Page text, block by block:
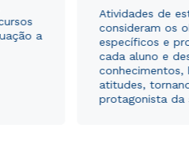
a
Atividades de
consideram os
específicos e
cada aluno e
conhecimentos,
atitudes,
protagonista da
Política de Privacidade.e
sejam utilizados para o